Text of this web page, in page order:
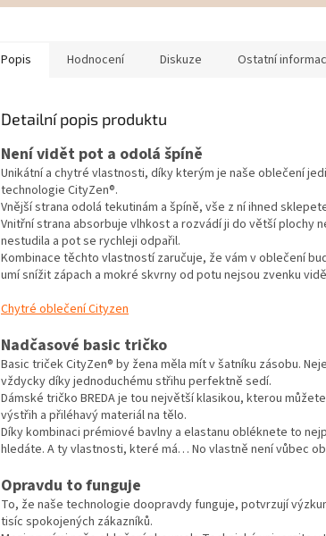
Popis Hodnocení Diskuze Ostatní
Detailní popis produktu
Není vidět pot a odolá špíně
Unikátní a chytré vlastnosti, díky kterým je naše oblečení
technologie CityZen®.
Vnější strana odolá tekutinám a špíně, vše z ní ihned
Vnitřní strana absorbuje vlhkost a rozvádí ji do větší plochy
nestudila a pot se rychleji odpařil.
Kombinace těchto vlastností zaručuje, že vám v oblečení
umí snížit zápach a mokré skvrny od potu nejsou zvenku
Chytré oblečení Cityzen
Nadčasové basic tričko
Basic triček CityZen® by žena měla mít v šatníku zásobu.
vždycky díky jednoduchému střihu perfektně sedí.
Dámské tričko BREDA je tou největší klasikou, kterou
výstřih a přiléhavý materiál na tělo.
Díky kombinaci prémiové bavlny a elastanu obléknete to
hledáte. A ty vlastnosti, které má… No vlastně není vůbec
Opravdu to funguje
To, že naše technologie doopravdy funguje, potvrzují
tisíc spokojených zákazníků.